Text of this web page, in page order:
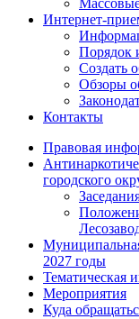
Интернет-
Порядок
Создать
Обзоры
Контакты
Правовая
городского
2027 годы
Тематическая
Мероприятия
Куда